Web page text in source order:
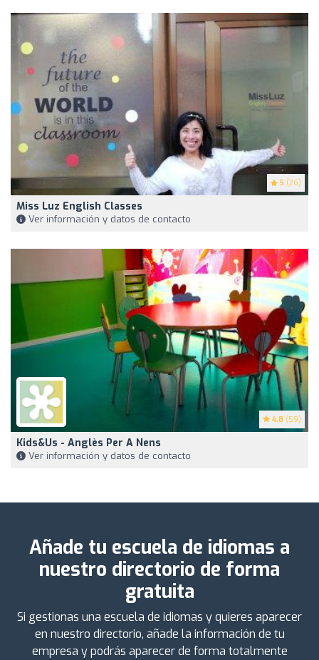
5 (26)
Miss Luz English Classes
Ver información y datos de contacto
4.8 (59)
Kids&Us - Anglès Per A Nens
Ver información y datos de contacto
Añade tu escuela de idiomas a
nuestro directorio de forma
gratuita
Si gestionas una escuela de idiomas y quieres aparecer
en nuestro directorio, añade la información de tu
empresa y podrás aparecer de forma totalmente